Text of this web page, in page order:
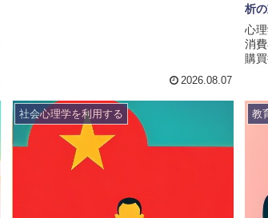
まで丁寧にまとめます。---まず結論：自己
る自己肯定感が上がる...
2026.08.07
析
心
消
購
手
求
と
人
け
は
心
求
や
社会心理学を利用する 教